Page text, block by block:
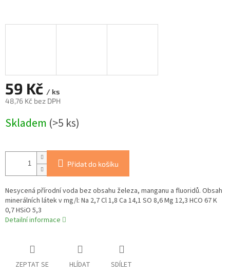
59 Kč / ks
48,76 Kč bez DPH
cena:
Skladem (>5 ks)
Přidat do košíku
Nesycená přírodní voda bez obsahu železa, manganu a fluoridů. Obsah
minerálních látek v mg/l: Na 2,7 Cl 1,8 Ca 14,1 SO 8,6 Mg 12,3 HCO 67 K
0,7 HSiO 5,3
Detailní informace
ZEPTAT SE HLÍDAT SDÍLET